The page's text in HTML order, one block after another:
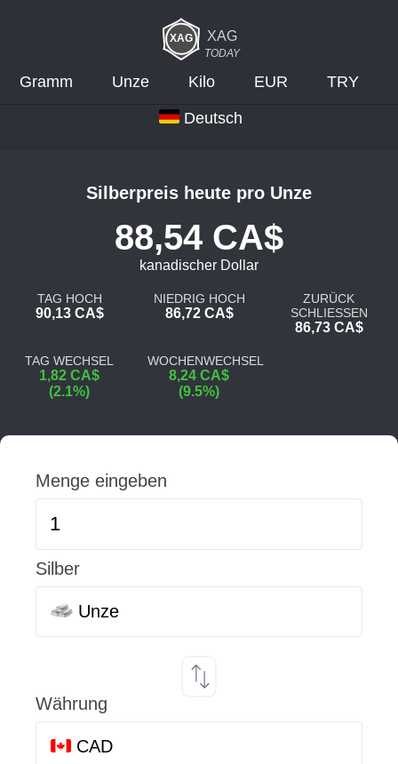
XAG
TODAY
Gramm Unze Kilo EUR TRY
Deutsch
Silberpreis heute pro Unze
88,54 CA$
kanadischer Dollar
TAG HOCH
90,13 CA$
NIEDRIG HOCH
86,72 CA$
ZURÜCK
SCHLIESSEN
86,73 CA$
TAG WECHSEL
1,82 CA$
(2.1%)
WOCHENWECHSEL
8,24 CA$
(9.5%)
Menge eingeben
Silber
Unze
Währung
CAD